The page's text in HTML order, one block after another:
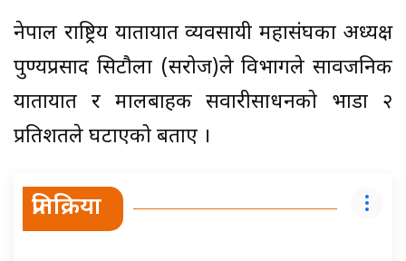
नेपाल राष्ट्रिय यातायात व्यवसायी महासंघका अध्यक्ष
पुण्यप्रसाद सिटौला (सरोज)ले विभागले सार्वजनिक
यातायात र मालबाहक सवारीसाधनको भाडा २
प्रतिशतले घटाएको बताए ।
प्रतिक्रिया